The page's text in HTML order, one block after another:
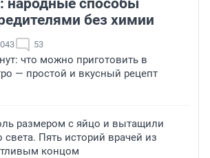
народные способы
без химии
53
что можно приготовить в
— простой и вкусный рецепт
размером с яйцо и вытащили
света. Пять историй врачей из
концом